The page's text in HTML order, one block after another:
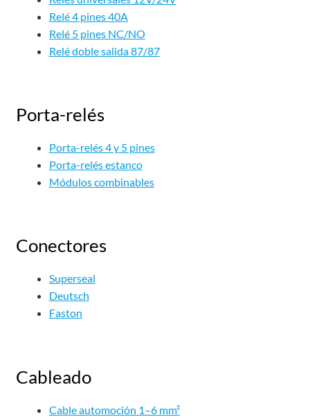
Relé 4 pines 40A
Relé 5 pines NC/NO
Relé doble salida 87/87
Porta-relés
Porta-relés 4 y 5 pines
Porta-relés estanco
Módulos combinables
Conectores
Superseal
Deutsch
Faston
Cableado
Cable automoción 1–6 mm²